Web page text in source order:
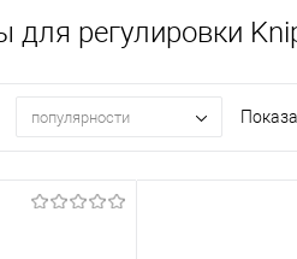
для регулировки
популярности